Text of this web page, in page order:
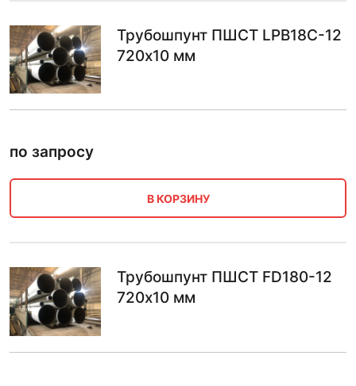
Трубошпунт ПШСТ LPB18C-12
720х10 мм
по запросу
В КОРЗИНУ
Трубошпунт ПШСТ FD180-12
720х10 мм